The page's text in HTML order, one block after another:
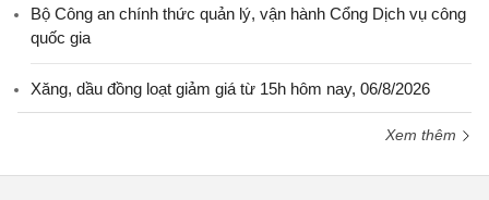
Bộ Công an chính thức quản lý, vận hành Cổng Dịch vụ công
quốc gia
Xăng, dầu đồng loạt giảm giá từ 15h hôm nay, 06/8/2026
Xem thêm